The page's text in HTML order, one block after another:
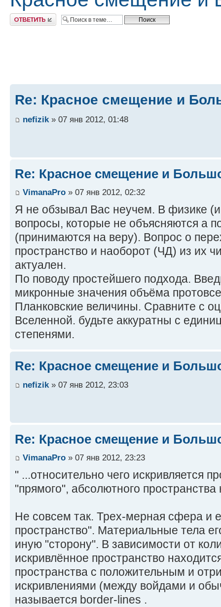
Ответить
Re: Красное смещение и
nefizik » 07 янв 2012, 01:48
Re: Красное смещение и
VimanaPro » 07 янв 2012, 02:32
Я не обзывал Вас неучем. В физике (и
вопросы, которые не объясняются а
(принимаются на веру). Вопрос о
пространство и наоборот (ЧД) из их
актуален.
По поводу простейшего подхода.
микронные значения объёма
Планковские величины. Сравните с
Вселенной. будьте аккуратны с
степенями.
Re: Красное смещение и
nefizik » 07 янв 2012, 23:03
Re: Красное смещение и
VimanaPro » 07 янв 2012, 23:23
" ...относительно чего искривляется
"прямого", абсолютного пространства
Не совсем так. Трех-мерная сфера и
пространство". Материальные тела
иную "сторону". В зависимости от
искривлённое пространство
пространства с положительным и
искривлениями (между войдами и
называется border-lines .